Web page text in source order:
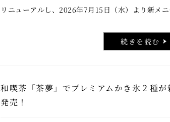
リニューアルし、2026年7月15日（水）より新メニ
は、多くのお客さまからご好評いただいている「ほ
続きを読む
和喫茶「茶夢」でプレミアムかき氷２種が
発売！